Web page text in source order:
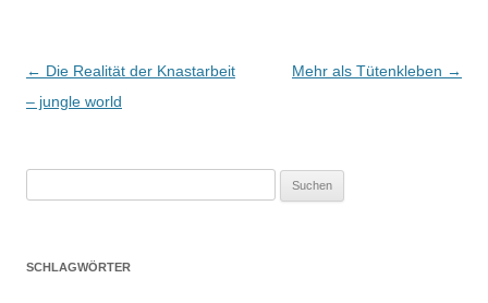
Beitragsnavigation
← Die Realität der Knastarbeit
– jungle world
Mehr als Tütenkleben →
SCHLAGWÖRTER